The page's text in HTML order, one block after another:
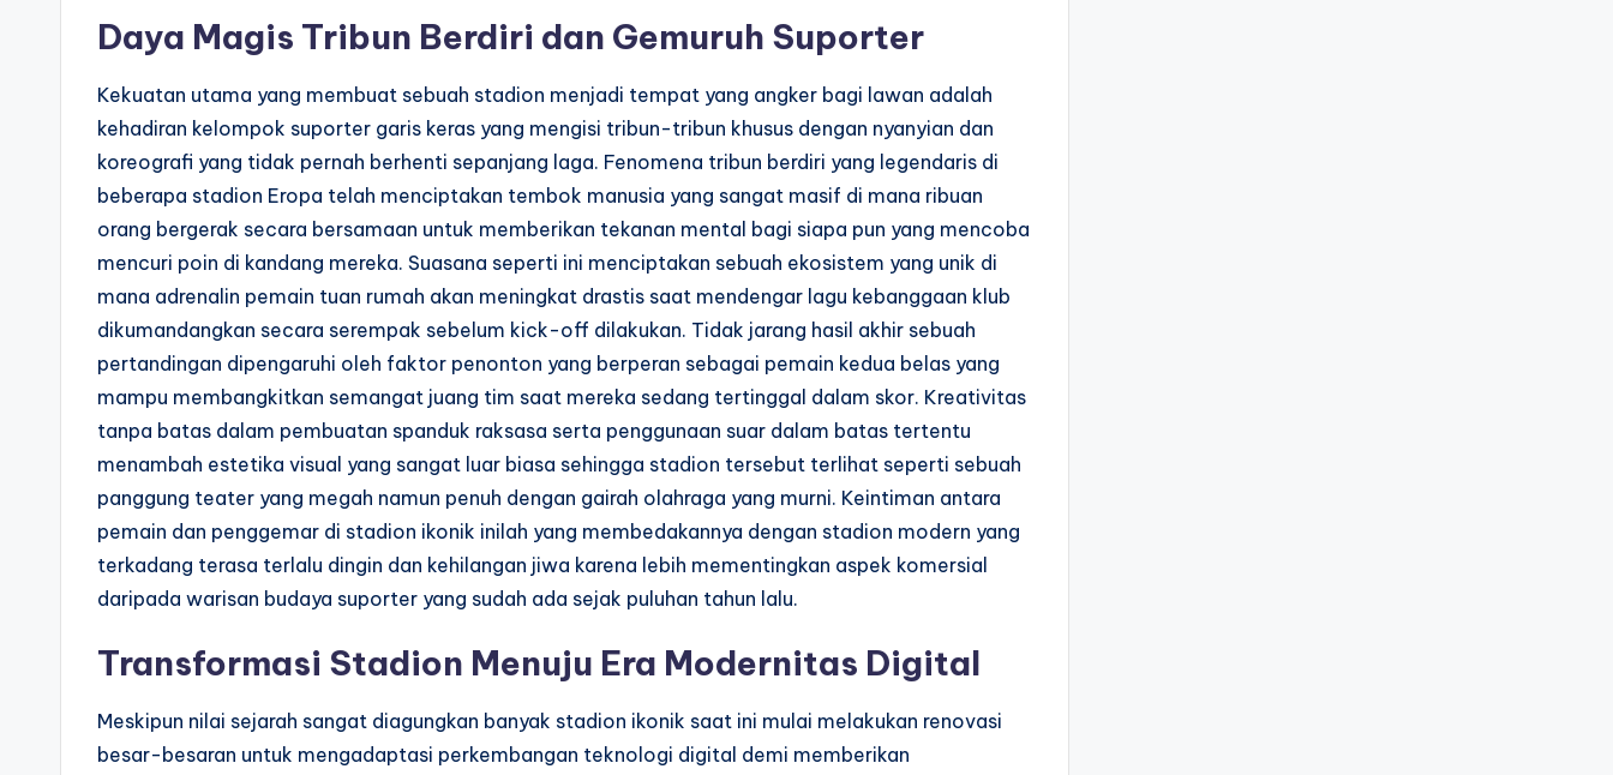
Daya Magis Tribun Berdiri dan Gemuruh Suporter
Kekuatan utama yang membuat sebuah stadion menjadi tempat yang angker bagi lawan adalah
kehadiran kelompok suporter garis keras yang mengisi tribun-tribun khusus dengan nyanyian dan
koreografi yang tidak pernah berhenti sepanjang laga. Fenomena tribun berdiri yang legendaris di
beberapa stadion Eropa telah menciptakan tembok manusia yang sangat masif di mana ribuan
orang bergerak secara bersamaan untuk memberikan tekanan mental bagi siapa pun yang mencoba
mencuri poin di kandang mereka. Suasana seperti ini menciptakan sebuah ekosistem yang unik di
mana adrenalin pemain tuan rumah akan meningkat drastis saat mendengar lagu kebanggaan klub
dikumandangkan secara serempak sebelum kick-off dilakukan. Tidak jarang hasil akhir sebuah
pertandingan dipengaruhi oleh faktor penonton yang berperan sebagai pemain kedua belas yang
mampu membangkitkan semangat juang tim saat mereka sedang tertinggal dalam skor. Kreativitas
tanpa batas dalam pembuatan spanduk raksasa serta penggunaan suar dalam batas tertentu
menambah estetika visual yang sangat luar biasa sehingga stadion tersebut terlihat seperti sebuah
panggung teater yang megah namun penuh dengan gairah olahraga yang murni. Keintiman antara
pemain dan penggemar di stadion ikonik inilah yang membedakannya dengan stadion modern yang
terkadang terasa terlalu dingin dan kehilangan jiwa karena lebih mementingkan aspek komersial
daripada warisan budaya suporter yang sudah ada sejak puluhan tahun lalu.
Transformasi Stadion Menuju Era Modernitas Digital
Meskipun nilai sejarah sangat diagungkan banyak stadion ikonik saat ini mulai melakukan renovasi
besar-besaran untuk mengadaptasi perkembangan teknologi digital demi memberikan